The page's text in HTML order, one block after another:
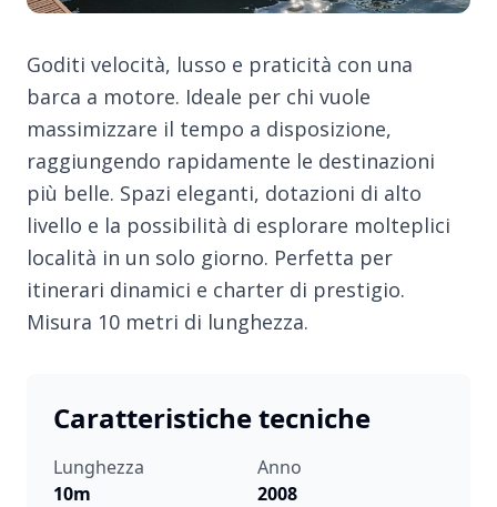
Goditi velocità, lusso e praticità con una
barca a motore. Ideale per chi vuole
massimizzare il tempo a disposizione,
raggiungendo rapidamente le destinazioni
più belle. Spazi eleganti, dotazioni di alto
livello e la possibilità di esplorare molteplici
località in un solo giorno. Perfetta per
itinerari dinamici e charter di prestigio.
Misura 10 metri di lunghezza.
Caratteristiche tecniche
Lunghezza
10m
Anno
2008